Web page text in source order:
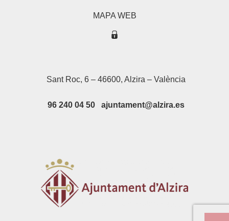
MAPA WEB
Sant Roc, 6 – 46600, Alzira – València
96 240 04 50 ajuntament@alzira.es